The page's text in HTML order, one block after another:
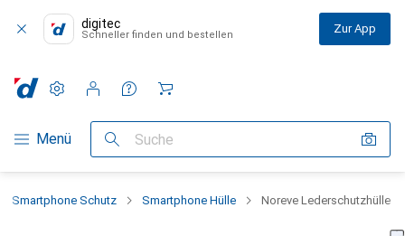
digitec
Schneller finden und bestellen Zur App
Navigation nach Kategorien
Menü Suche
Einstellungen
Kundenkonto
Vergleichslisten
Merklisten
Warenkorb
Smartphone Schutz Smartphone Hülle Noreve Lederschutzhülle